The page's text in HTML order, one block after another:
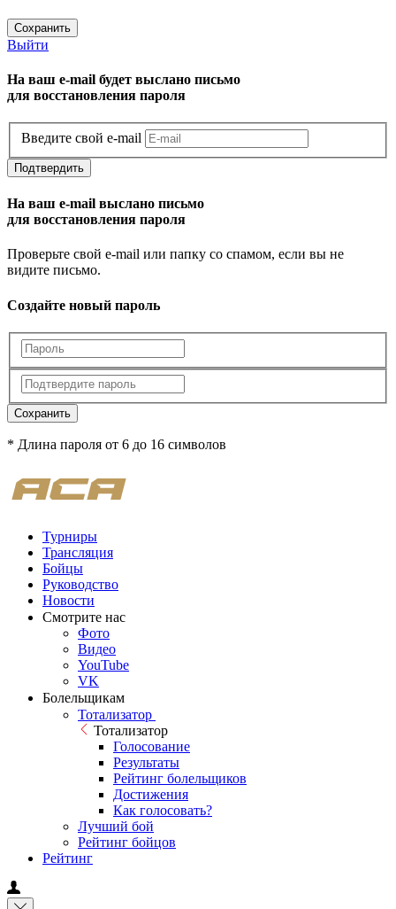
Сохранить
Выйти
На ваш e-mail будет выслано письмо
для восстановления пароля
Введите свой e-mail
Подтвердить
На ваш e-mail выслано письмо
для восстановления пароля
Проверьте свой e-mail или папку со спамом, если вы не
видите письмо.
Создайте новый пароль
Сохранить
* Длина пароля от 6 до 16 символов
Турниры
Трансляция
Бойцы
Руководство
Новости
Смотрите нас
Фото
Видео
YouTube
VK
Болельщикам
Тотализатор
Тотализатор
Голосование
Результаты
Рейтинг болельщиков
Достижения
Как голосовать?
Лучший бой
Рейтинг бойцов
Рейтинг